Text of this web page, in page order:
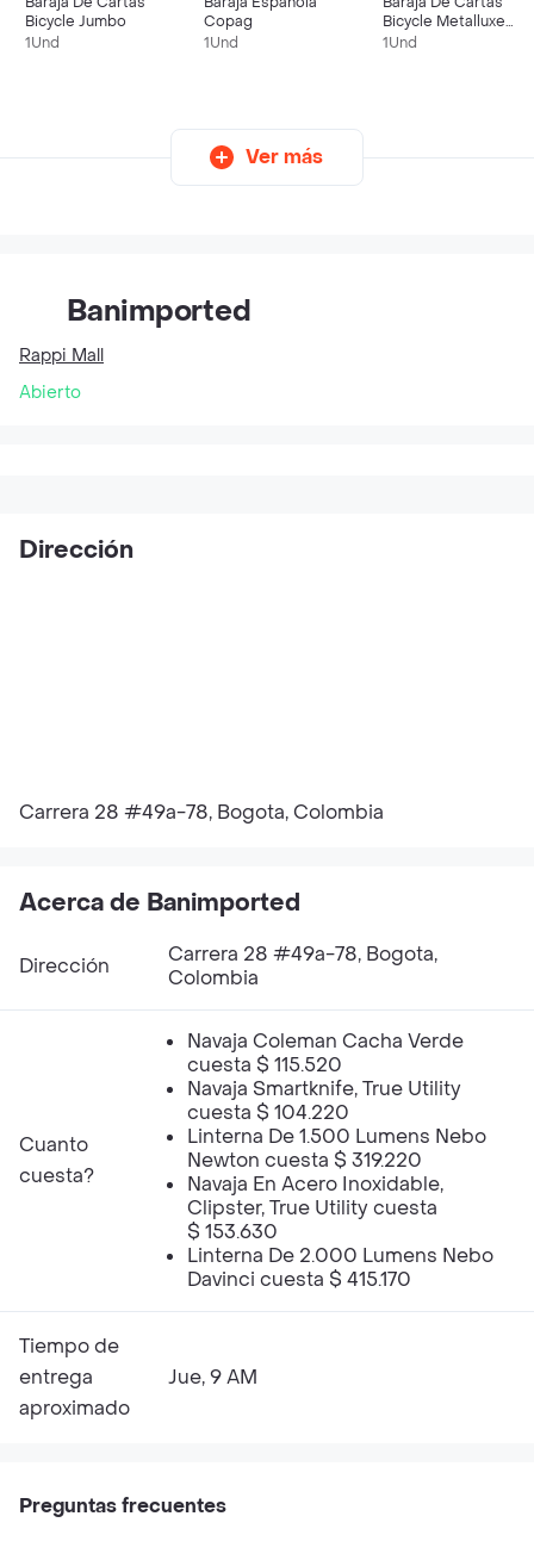
Bicycle Jumbo
1Und
Copag
1Und
Bicycle Metalluxe
Dorada
1Und
Ver más
Banimported
Rappi Mall
Abierto
Dirección
Carrera 28 #49a-78, Bogota, Colombia
Acerca de Banimported
Dirección
Carrera 28 #49a-78, Bogota,
Colombia
Cuanto
cuesta?
Navaja Coleman Cacha Verde
cuesta $ 115.520
Navaja Smartknife, True Utility
cuesta $ 104.220
Linterna De 1.500 Lumens Nebo
Newton cuesta $ 319.220
Navaja En Acero Inoxidable,
Clipster, True Utility cuesta
$ 153.630
Linterna De 2.000 Lumens Nebo
Davinci cuesta $ 415.170
Tiempo de
entrega
aproximado
Jue, 9 AM
Preguntas frecuentes